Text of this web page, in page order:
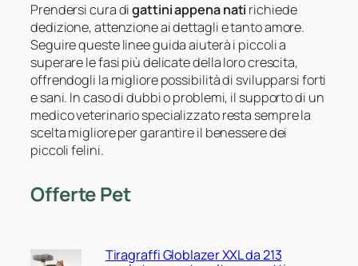
Prendersi cura digattini appena nati richiede
dedizione, attenzione ai dettagli e tanto amore.
Seguire queste linee guida aiuterà i piccoli a
superare le fasi più delicate della loro crescita,
offrendogli la migliore possibilità di svilupparsi forti
e sani. In caso di dubbi o problemi, il supporto di un
medico veterinario specializzato resta sempre la
scelta migliore per garantire il benessere dei
piccoli felini.
Offerte Pet
Tiragraffi Globlazer XXL da 213